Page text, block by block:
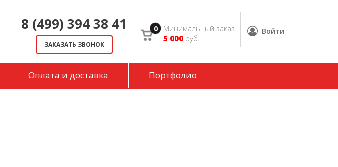
8 (499) 394 38 41
ЗАКАЗАТЬ ЗВОНОК
Минимальный заказ
5 000 руб.
Войти
Оплата и доставка Портфолио